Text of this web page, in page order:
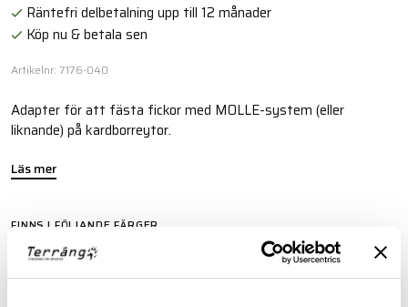
Räntefri delbetalning upp till 12 månader
Köp nu & betala sen
Artikelnr: 7176-040
Adapter för att fästa fickor med MOLLE-system (eller
liknande) på kardborreytor.
Läs mer
FINNS I FÖLJANDE FÄRGER